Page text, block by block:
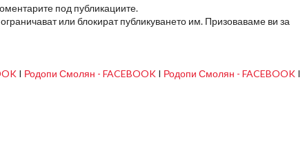
под публикациите.
или блокират публикуването им. Призоваваме ви за
I Родопи Смолян - FACEBOOK I Родопи Смолян - FACEBOOK I